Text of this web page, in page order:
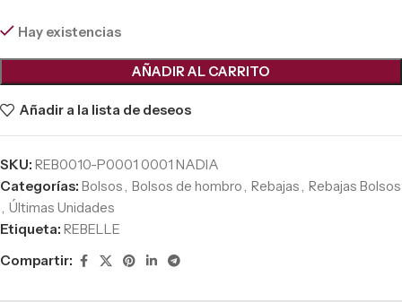
Hay existencias
AÑADIR AL CARRITO
Añadir a la lista de deseos
SKU: REB0010-P0001 0001 NADIA
Categorías: Bolsos, Bolsos de hombro, Rebajas, Rebajas Bolsos
, Últimas Unidades
Etiqueta: REBELLE
Compartir: